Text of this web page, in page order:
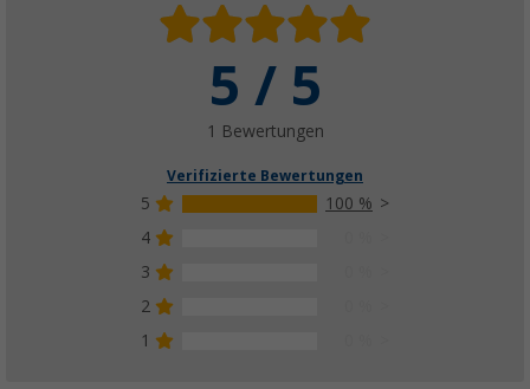
5 / 5
1 Bewertungen
Verifizierte Bewertungen
5
100 %
4
3
2
1